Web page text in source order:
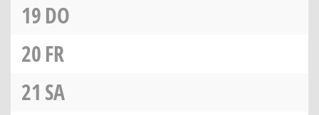
19DO
20FR
21 SA